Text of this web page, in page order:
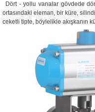
Dört - yollu vanalar gövdede
ortasındaki eleman, bir küre,
ceketli tipte, böylelikle akışkanın